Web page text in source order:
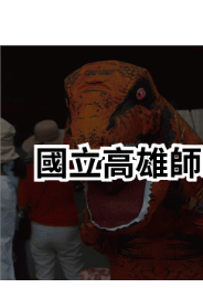
轉
要
內
容